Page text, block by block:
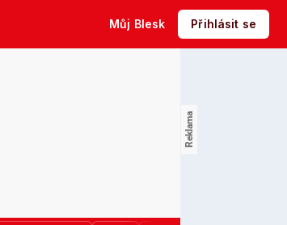
Můj Blesk Přihlásit se